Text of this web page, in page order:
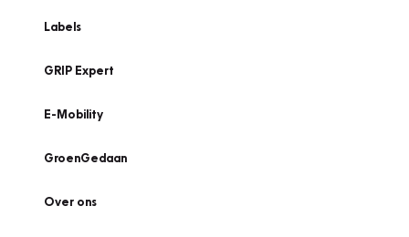
Labels
GRIP Expert
E-Mobility
GroenGedaan
Over ons